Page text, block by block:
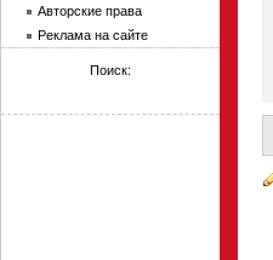
Авторские права
Реклама на сайте
Поиск: